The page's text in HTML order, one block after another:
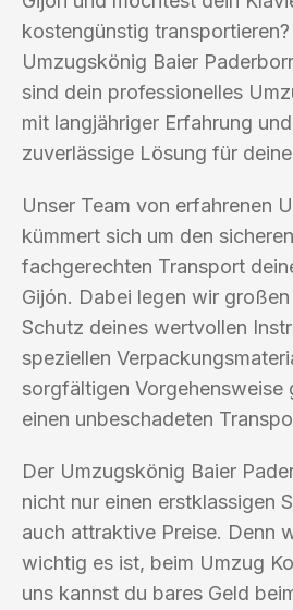
kostengünstig
Umzugskönig Baier
sind dein professionelles
mit langjähriger Erfahrung
zuverlässige Lösung für
Unser Team von erfahrenen
kümmert sich um den
fachgerechten Transport
Gijón. Dabei legen wir
Schutz deines wertvollen
speziellen
sorgfältigen Vorgehensweise
einen unbeschadeten
Der Umzugskönig Baier
nicht nur einen erstklassigen
auch attraktive Preise. Denn
wichtig es ist, beim Umzug
uns kannst du bares Geld